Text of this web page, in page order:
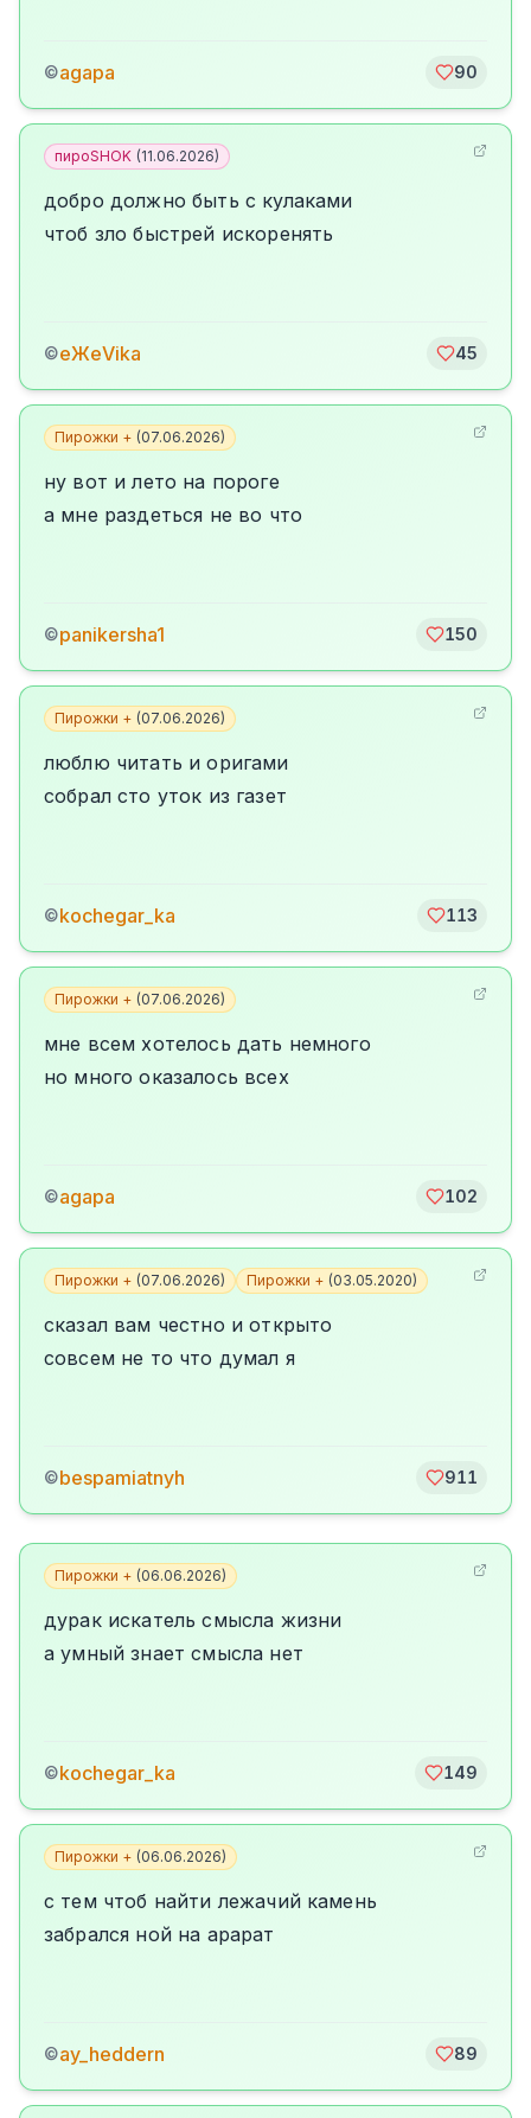
©agapa 90
пироSHOK (11.06.2026)
добро должно быть с кулаками
чтоб зло быстрей искоренять
©еЖеVika 45
Пирожки + (07.06.2026)
ну вот и лето на пороге
а мне раздеться не во что
©panikersha1 150
Пирожки + (07.06.2026)
люблю читать и оригами
собрал сто уток из газет
©kochegar_ka 113
Пирожки + (07.06.2026)
мне всем хотелось дать немного
но много оказалось всех
©agapa 102
Пирожки + (07.06.2026) Пирожки + (03.05.2020)
сказал вам честно и открыто
совсем не то что думал я
©bespamiatnyh 911
Пирожки + (06.06.2026)
дурак искатель смысла жизни
а умный знает смысла нет
©kochegar_ka 149
Пирожки + (06.06.2026)
с тем чтоб найти лежачий камень
забрался ной на арарат
©ay_heddern 89